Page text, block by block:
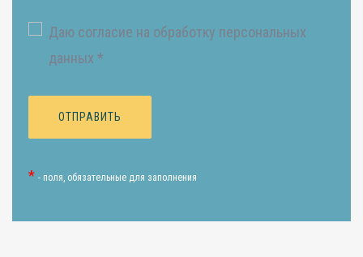
Даю согласие на обработку персональных
данных *
* - поля, обязательные для заполнения